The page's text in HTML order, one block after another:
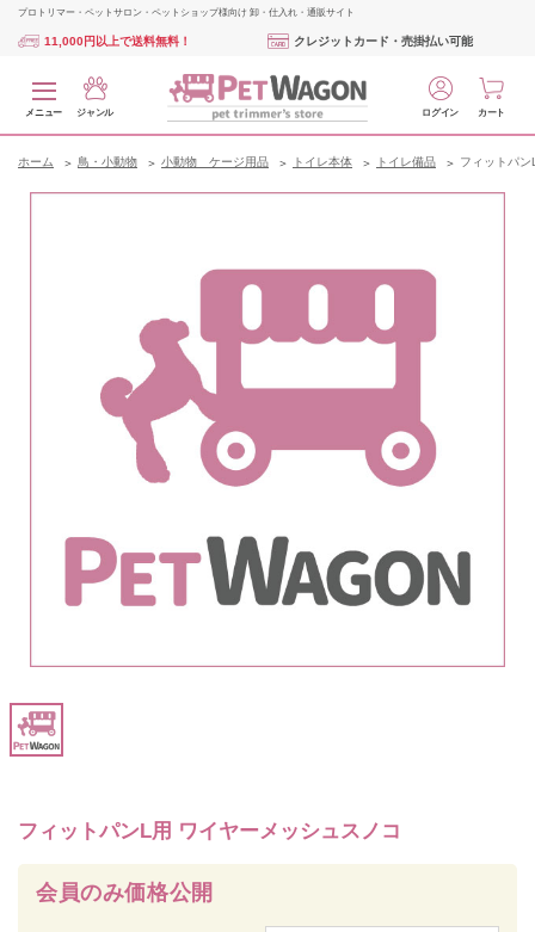
プロトリマー・ペットサロン・ペットショップ様向け 卸・仕入れ・通販サイト
11,000円以上で送料無料！ クレジットカード・売掛払い可能
メニュー ジャンル ログイン カート
ホーム 鳥・小動物 小動物 ケージ用品 トイレ本体 トイレ備品 フィットパ
フィットパンL用 ワイヤーメッシュスノコ
会員のみ価格公開